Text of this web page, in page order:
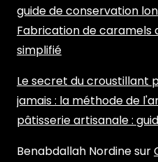
guide de conservation
Fabrication de caramels
simplifié
Le secret du croustillant
jamais : la méthode de
pâtisserie artisanale :
Benabdallah Nordinesur